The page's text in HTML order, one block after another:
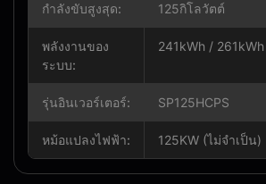
กำลังขับสูงสุด: 125กิโลวัตต์
พลังงานของ
ระบบ:
241kWh / 261kWh
รุ่นอินเวอร์เตอร์: SP125HCPS
หม้อแปลงไฟฟ้า: 125KW (ไม่จำเป็น)